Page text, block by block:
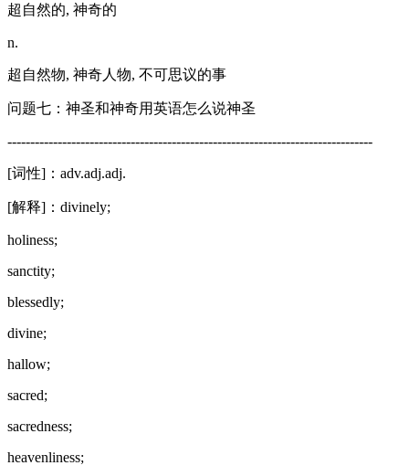
超自然的, 神奇的
n.
超自然物, 神奇人物, 不可思议的事
问题七：神圣和神奇用英语怎么说神圣
--------------------------------------------------------------------------------
[词性]：adv.adj.adj.
[解释]：divinely;
holiness;
sanctity;
blessedly;
divine;
hallow;
sacred;
sacredness;
heavenliness;